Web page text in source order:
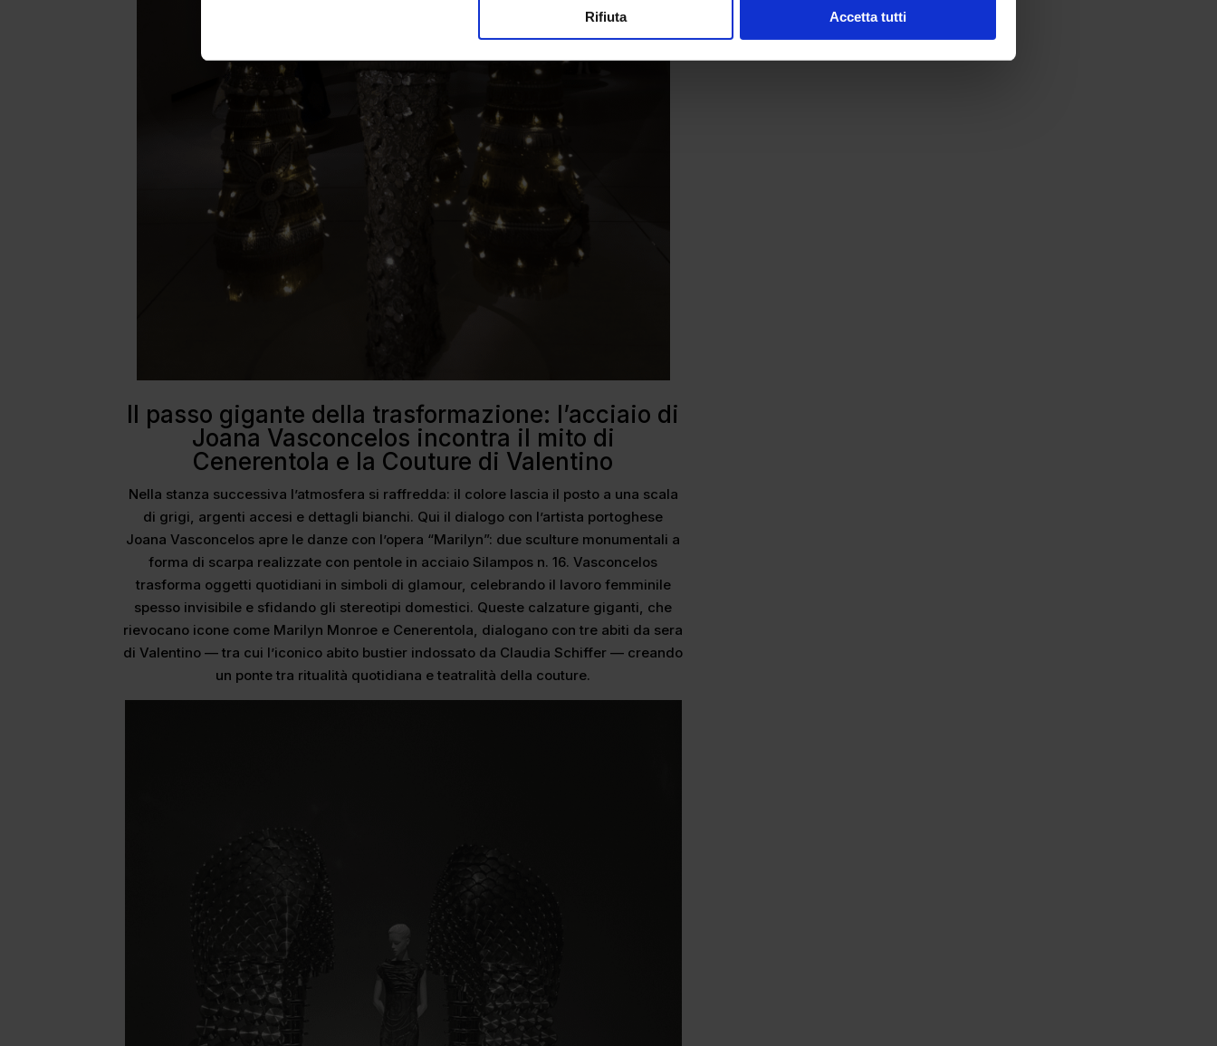
Rifiuta Accetta tutti
Il passo gigante della trasformazione: l’acciaio di
Joana Vasconcelos incontra il mito di
Cenerentola e la Couture di Valentino
Nella stanza successiva l’atmosfera si raffredda: il colore lascia il posto a una scala
di grigi, argenti accesi e dettagli bianchi. Qui il dialogo con l’artista portoghese
Joana Vasconcelos apre le danze con l’opera “Marilyn”: due sculture monumentali a
forma di scarpa realizzate con pentole in acciaio Silampos n. 16. Vasconcelos
trasforma oggetti quotidiani in simboli di glamour, celebrando il lavoro femminile
spesso invisibile e sfidando gli stereotipi domestici. Queste calzature giganti, che
rievocano icone come Marilyn Monroe e Cenerentola, dialogano con tre abiti da sera
di Valentino — tra cui l’iconico abito bustier indossato da Claudia Schiffer — creando
un ponte tra ritualità quotidiana e teatralità della couture.